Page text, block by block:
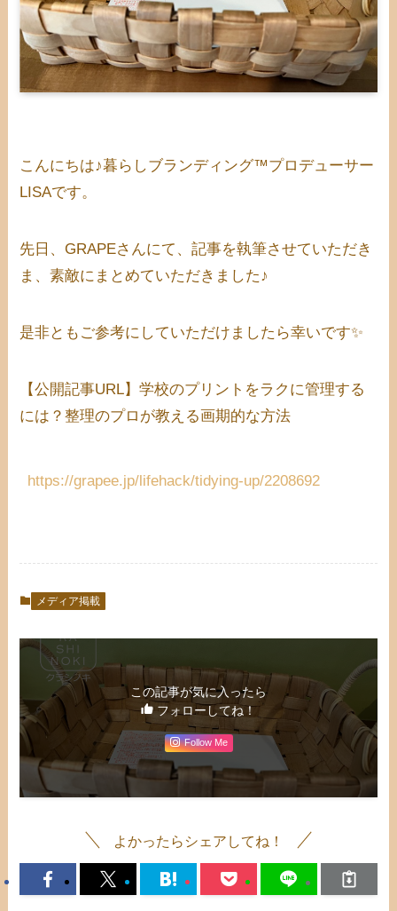
こんにちは♪暮らしブランディング™プロデューサー
LISAです。
先日、GRAPEさんにて、記事を執筆させていただき
ま、素敵にまとめていただきました♪
是非ともご参考にしていただけましたら幸いです✨
【公開記事URL】学校のプリントをラクに管理する
には？整理のプロが教える画期的な方法
https://grapee.jp/lifehack/tidying-up/2208692
メディア掲載
この記事が気に入ったら
フォローしてね！
Follow Me
よかったらシェアしてね！